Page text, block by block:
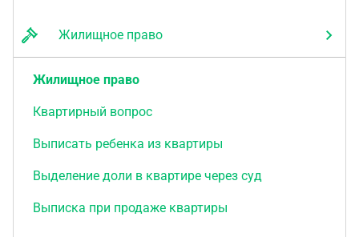
Жилищное право
Жилищное право
Квартирный вопрос
Выписать ребенка из квартиры
Выделение доли в квартире через суд
Выписка при продаже квартиры